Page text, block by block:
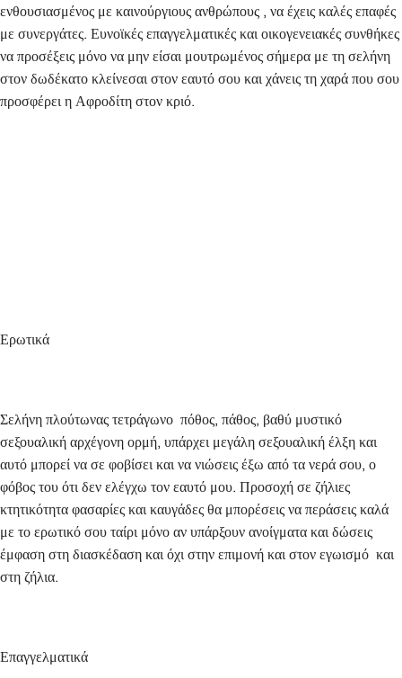
ενθουσιασμένος με καινούργιους ανθρώπους , να έχεις καλές επαφές
με συνεργάτες. Ευνοϊκές επαγγελματικές και οικογενειακές συνθήκες
να προσέξεις μόνο να μην είσαι μουτρωμένος σήμερα με τη σελήνη
στον δωδέκατο κλείνεσαι στον εαυτό σου και χάνεις τη χαρά που σου
προσφέρει η Αφροδίτη στον κριό.
Ερωτικά
Σελήνη πλούτωνας τετράγωνο πόθος, πάθος, βαθύ μυστικό
σεξουαλική αρχέγονη ορμή, υπάρχει μεγάλη σεξουαλική έλξη και
αυτό μπορεί να σε φοβίσει και να νιώσεις έξω από τα νερά σου, ο
φόβος του ότι δεν ελέγχω τον εαυτό μου. Προσοχή σε ζήλιες
κτητικότητα φασαρίες και καυγάδες θα μπορέσεις να περάσεις καλά
με το ερωτικό σου ταίρι μόνο αν υπάρξουν ανοίγματα και δώσεις
έμφαση στη διασκέδαση και όχι στην επιμονή και στον εγωισμό και
στη ζήλια.
Επαγγελματικά